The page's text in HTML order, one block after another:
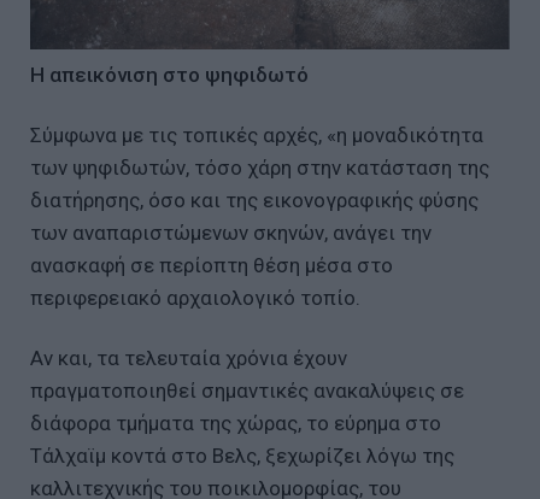
Η απεικόνιση στο ψηφιδωτό
Σύμφωνα με τις τοπικές αρχές, «η μοναδικότητα
των ψηφιδωτών, τόσο χάρη στην κατάσταση της
διατήρησης, όσο και της εικονογραφικής φύσης
των αναπαριστώμενων σκηνών, ανάγει την
ανασκαφή σε περίοπτη θέση μέσα στο
περιφερειακό αρχαιολογικό τοπίο.
Αν και, τα τελευταία χρόνια έχουν
πραγματοποιηθεί σημαντικές ανακαλύψεις σε
διάφορα τμήματα της χώρας, το εύρημα στο
Τάλχαϊμ κοντά στο Βελς, ξεχωρίζει λόγω της
καλλιτεχνικής του ποικιλομορφίας, του